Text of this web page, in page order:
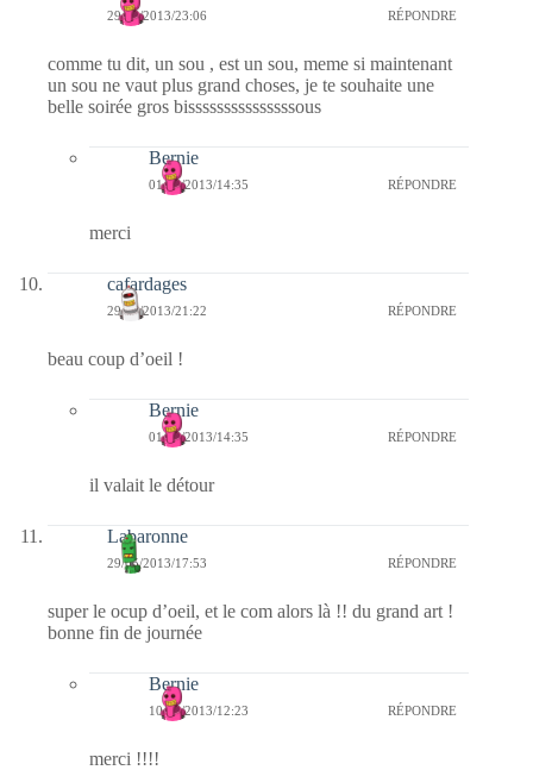
29/05/2013/23:06 RÉPONDRE
comme tu dit, un sou , est un sou, meme si maintenant
un sou ne vaut plus grand choses, je te souhaite une
belle soirée gros bisssssssssssssssous
Bernie
01/06/2013/14:35 RÉPONDRE
merci
cafardages
29/05/2013/21:22 RÉPONDRE
beau coup d’oeil !
Bernie
01/06/2013/14:35 RÉPONDRE
il valait le détour
Labaronne
29/05/2013/17:53 RÉPONDRE
super le ocup d’oeil, et le com alors là !! du grand art !
bonne fin de journée
Bernie
10/06/2013/12:23 RÉPONDRE
merci !!!!